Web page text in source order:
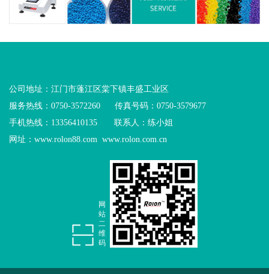
公司地址：江门市蓬江区棠下镇丰盛工业区
服务热线：0750-3572260 传真号码：0750-3579677
手机热线：13356410135 联系人：练小姐
网址： www.rolon88.com www.rolon.com.cn
网
站
二
维
码